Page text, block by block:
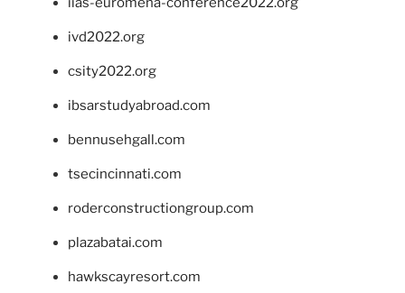
ivd2022.org
csity2022.org
ibsarstudyabroad.com
bennusehgall.com
tsecincinnati.com
roderconstructiongroup.com
plazabatai.com
hawkscayresort.com